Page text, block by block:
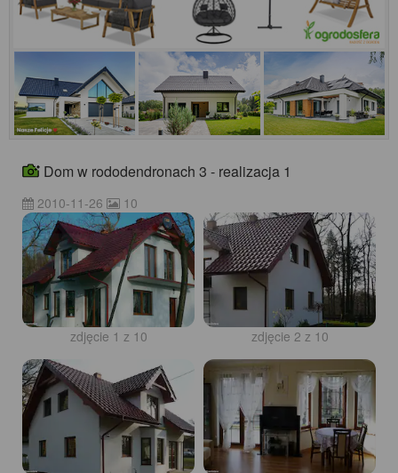
Dom w rododendronach 3 - realizacja 1
2010-11-26 10
zdjęcie 1 z 10 zdjęcie 2 z 10